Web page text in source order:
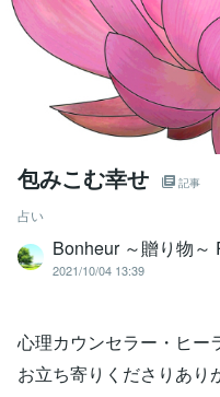
包みこむ幸せ 記事
占い
Bonheur ～贈り物～
2021/10/04 13:39
心理カウンセラー・ヒー
お立ち寄りくださりあり